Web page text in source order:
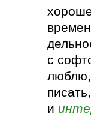
с
люблю,
и